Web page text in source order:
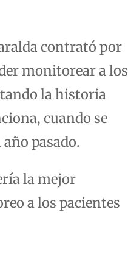
contrató por
monitorear a los
la historia
cuando se
pasado.
la mejor
a los pacientes